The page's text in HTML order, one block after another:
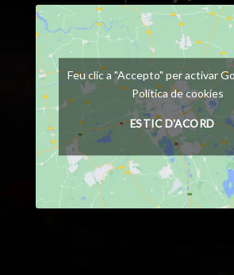
Feu clic a "Accepto" per activar
Política de cookies
ESTIC D'ACORD